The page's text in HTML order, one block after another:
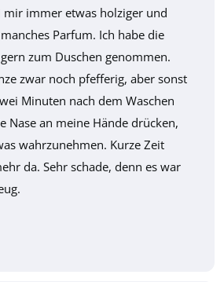
mir immer etwas holziger und
Parfum. Ich habe die
zum Duschen genommen.
zwar noch pfefferig, aber sonst
Minuten nach dem Waschen
Nase an meine Hände drücken,
wahrzunehmen. Kurze Zeit
da. Sehr schade, denn es war